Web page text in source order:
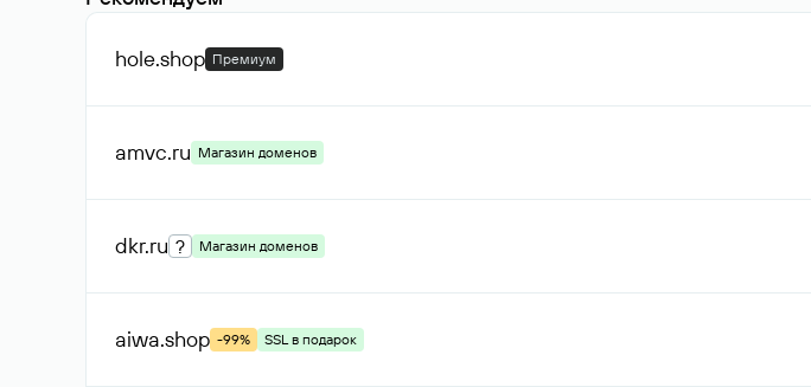
hole.shop Премиум
amvc.ru Магазин доменов
dkr.ru ? Магазин доменов
aiwa.shop -99% SSL в подарок